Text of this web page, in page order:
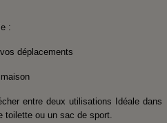
:
déplacements
entre deux utilisations Idéale dans
toilette ou un sac de sport.